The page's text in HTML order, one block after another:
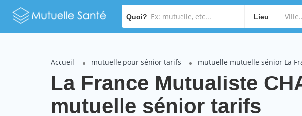
Quoi? Lieu
Accueil mutuelle pour sénior tarifs mutuelle mutuelle sénior La
La France Mutualiste
mutuelle sénior tarifs